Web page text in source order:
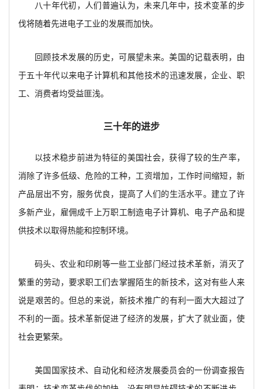
八十年代初，人们普遍认为，未来几年中，技术变革的步
伐将随着先进电子工业的发展而加快。
回顾技术发展的历史，可展望未来。美国的记载表明，由
于五十年代以来电子计算机和其他技术的迅速发展，企业、职
工、消费者均受益匪浅。
三十年的进步
以技术稳步前进为特征的美国社会，获得了较的生产率，
消除了许多低级、危险的工种，工资增加，工作时间缩短，新
产品层出不穷，服务优良，提高了人们的生活水平。建立了许
多新产业，雇佣成千上万职工制造电子计算机、电子产品和提
供技术以取得热能和控制环境。
码头、农业和印刷等一些工业部门经过技术革新，消灭了
繁重的劳动，要求职工们去掌握陌生的新技术，这对有些人来
说是艰苦的。但总的来说，新技术推广的有利一面大大超过了
不利的一面。技术革新促进了经济的发展，扩大了就业面，使
社会更繁荣。
美国国家技术、自动化和经济发展委员会的一份调查报告